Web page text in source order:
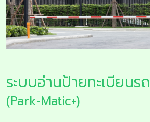
ระบบอ่านป้ายทะเบียนรถ
(Park-Matic+)